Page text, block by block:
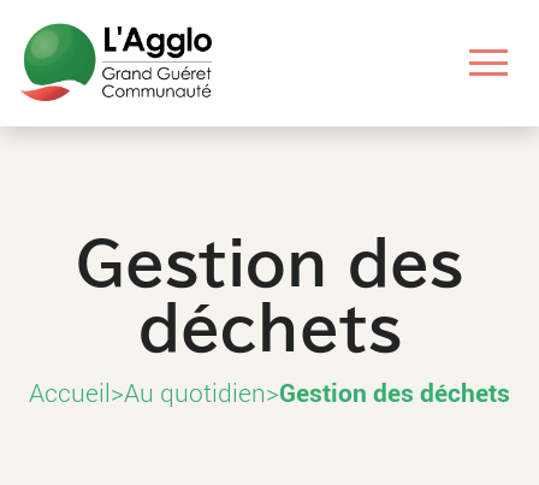
contenu
principal
menu
principal
liens
utiles
pied
page
Gestion des
déchets
Accueil>Au quotidien>Gestion des déchets